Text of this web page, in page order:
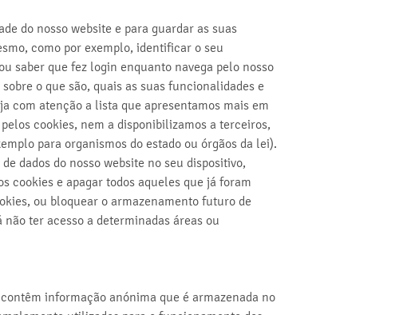
do nosso website e para guardar as suas
como por exemplo, identificar o seu
saber que fez login enquanto navega pelo nosso
o que são, quais as suas funcionalidades e
com atenção a lista que apresentamos mais em
cookies, nem a disponibilizamos a terceiros,
para organismos do estado ou órgãos da lei).
dados do nosso website no seu dispositivo,
cookies e apagar todos aqueles que já foram
ou bloquear o armazenamento futuro de
ter acesso a determinadas áreas ou
informação anónima que é armazenada no